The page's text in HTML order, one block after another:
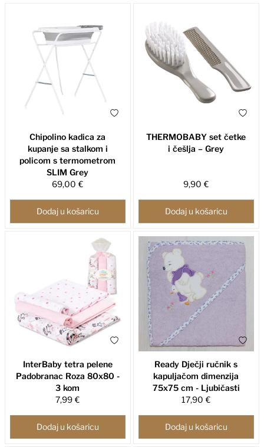
Chipolino kadica za
kupanje sa stalkom i
policom s termometrom
SLIM Grey
69,00 €
Dodaj u košaricu
THERMOBABY set četke
i češlja – Grey
9,90 €
Dodaj u košaricu
InterBaby tetra pelene
Padobranac Roza 80x80 -
3 kom
7,99 €
Dodaj u košaricu
Ready Dječji ručnik s
kapuljačom dimenzija
75x75 cm - Ljubičasti
17,90 €
Dodaj u košaricu